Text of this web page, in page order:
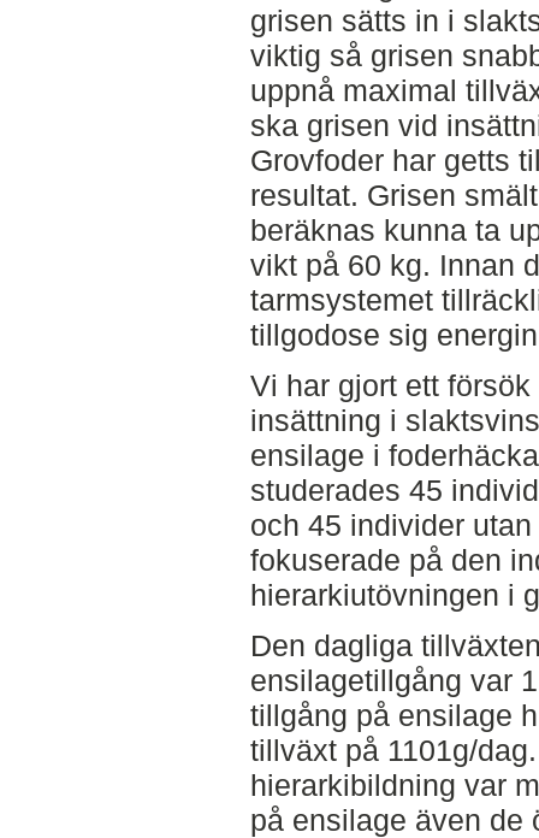
grisen sätts in i
viktig så grisen
uppnå maximal
ska grisen vid
Grovfoder har getts
resultat. Grisen
beräknas kunna ta
vikt på 60 kg. Innan
tarmsystemet
tillgodose sig
Vi har gjort ett
insättning i
ensilage i
studerades 45
och 45 individer
fokuserade på den
hierarkiutövningen i
Den dagliga
ensilagetillgång var
tillgång på ensilage
tillväxt på 1101g/
hierarkibildning var
på ensilage även de